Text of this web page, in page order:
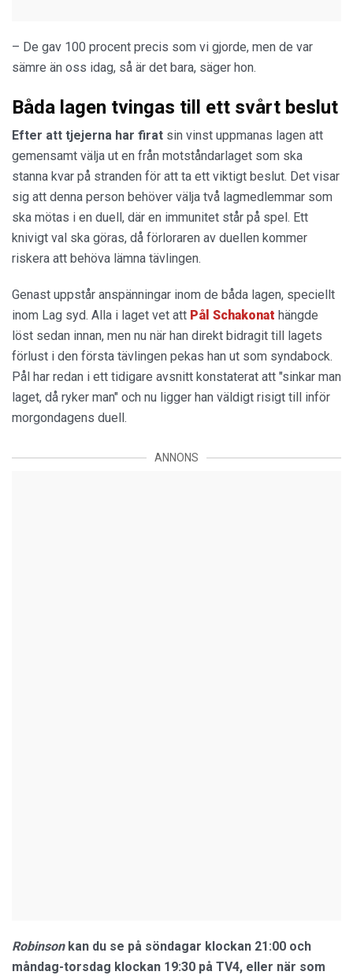
– De gav 100 procent precis som vi gjorde, men de var
sämre än oss idag, så är det bara, säger hon.
Båda lagen tvingas till ett svårt beslut
Efter att tjejerna har firat sin vinst uppmanas lagen att
gemensamt välja ut en från motståndarlaget som ska
stanna kvar på stranden för att ta ett viktigt beslut. Det visar
sig att denna person behöver välja två lagmedlemmar som
ska mötas i en duell, där en immunitet står på spel. Ett
knivigt val ska göras, då förloraren av duellen kommer
riskera att behöva lämna tävlingen.
Genast uppstår anspänningar inom de båda lagen, speciellt
inom Lag syd. Alla i laget vet att Pål Schakonat hängde
löst sedan innan, men nu när han direkt bidragit till lagets
förlust i den första tävlingen pekas han ut som syndabock.
Pål har redan i ett tidigare avsnitt konstaterat att "sinkar man
laget, då ryker man" och nu ligger han väldigt risigt till inför
morgondagens duell.
ANNONS
Robinsonkan du se på söndagar klockan 21:00 och
måndag-torsdag klockan 19:30 på TV4, eller när som